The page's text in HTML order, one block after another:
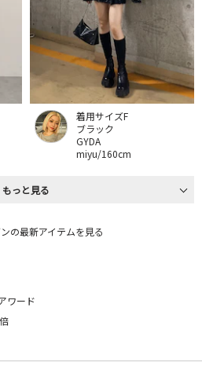
着用サイズF
ブラック
GYDA
miyu/160cm
もっと見る